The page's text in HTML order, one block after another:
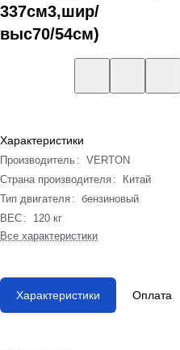
337см3,шир/
выс70/54см)
Характеристики
Производитель : VERTON
Страна производителя :
Китай
Тип двигателя : бензиновый
ВЕС :
120 кг
Все характеристики
Характеристики Оплата